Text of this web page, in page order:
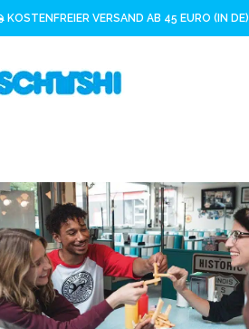
KOSTENFREIER VERSAND AB 45 EURO (IN DE)